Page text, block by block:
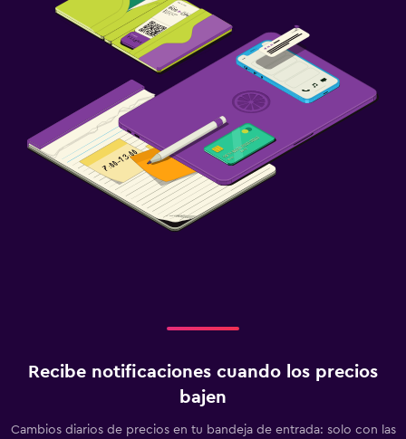
Recibe notificaciones cuando los precios
bajen
Cambios diarios de precios en tu bandeja de entrada: solo con las